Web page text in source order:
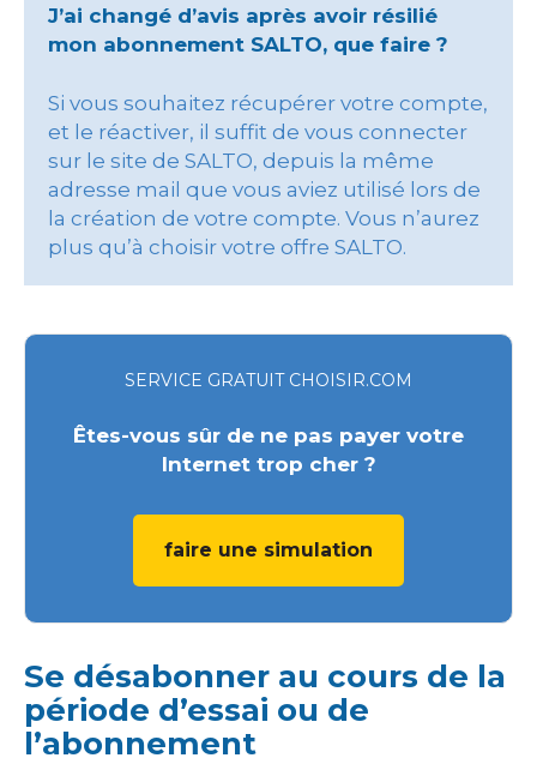
J’ai changé d’avis après avoir résilié
mon abonnement SALTO, que faire ?
Si vous souhaitez récupérer votre compte,
et le réactiver, il suffit de vous connecter
sur le site de SALTO, depuis la même
adresse mail que vous aviez utilisé lors de
la création de votre compte. Vous n’aurez
plus qu’à choisir votre offre SALTO.
SERVICE GRATUIT CHOISIR.COM
Êtes-vous sûr de ne pas payer votre
Internet trop cher ?
faire une simulation
Se désabonner au cours de la
période d’essai ou de
l’abonnement